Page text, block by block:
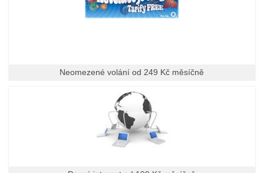
Neomezené volání od 249 Kč měsíčně